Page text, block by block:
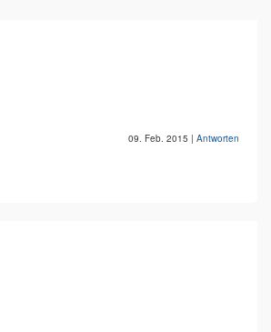
09. Feb. 2015 | Antworten